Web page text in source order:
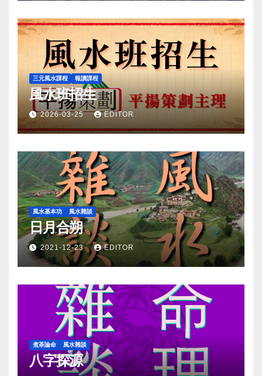
三元風水課程 報讀課程
風水班招生
2026-03-25 EDITOR
風水基本功 風水雜談
日月合朔
2021-12-23 EDITOR
煮茶論命 風水雜談
八字探源